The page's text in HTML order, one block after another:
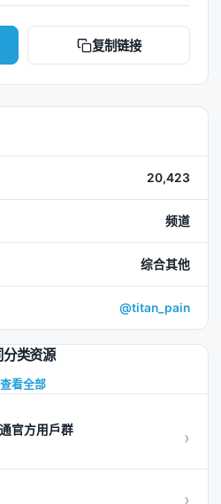
复制链接
20,423
频道
综合其他
@titan_pain
分类资源
查看全部
官方用戶群 ›
›